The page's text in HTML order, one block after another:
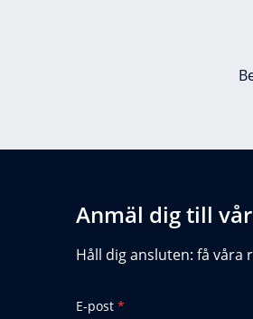
Anmäl dig till
Håll dig ansluten: få våra
E-post *